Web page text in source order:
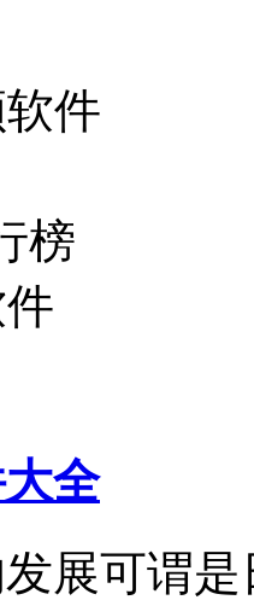
件
榜
全
展可谓